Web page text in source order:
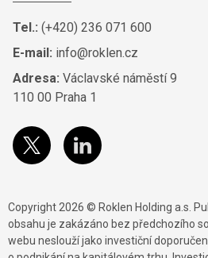
Tel.: (+420) 236 071 600
E-mail: info@roklen.cz
Adresa: Václavské náměstí 9
110 00 Praha 1
Copyright 2026 © Roklen Holding a.s.
obsahu je zakázáno bez předchozího
webu neslouží jako investiční